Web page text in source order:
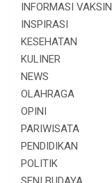
INFORMASI VAKSIN
INSPIRASI
KESEHATAN
KULINER
NEWS
OLAHRAGA
OPINI
PARIWISATA
PENDIDIKAN
POLITIK